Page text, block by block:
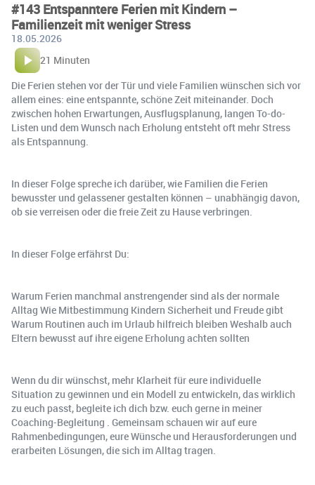
#143 Entspanntere Ferien mit Kindern –
Familienzeit mit weniger Stress
18.05.2026
21 Minuten
Die Ferien stehen vor der Tür und viele Familien wünschen sich vor
allem eines: eine entspannte, schöne Zeit miteinander. Doch
zwischen hohen Erwartungen, Ausflugsplanung, langen To-do-
Listen und dem Wunsch nach Erholung entsteht oft mehr Stress
als Entspannung.
In dieser Folge spreche ich darüber, wie Familien die Ferien
bewusster und gelassener gestalten können – unabhängig davon,
ob sie verreisen oder die freie Zeit zu Hause verbringen.
In dieser Folge erfährst Du:
Warum Ferien manchmal anstrengender sind als der normale
Alltag Wie Mitbestimmung Kindern Sicherheit und Freude gibt
Warum Routinen auch im Urlaub hilfreich bleiben Weshalb auch
Eltern bewusst auf ihre eigene Erholung achten sollten
Wenn du dir wünschst, mehr Klarheit für eure individuelle
Situation zu gewinnen und ein Modell zu entwickeln, das wirklich
zu euch passt, begleite ich dich bzw. euch gerne in meiner
Coaching-Begleitung . Gemeinsam schauen wir auf eure
Rahmenbedingungen, eure Wünsche und Herausforderungen und
erarbeiten Lösungen, die sich im Alltag tragen.